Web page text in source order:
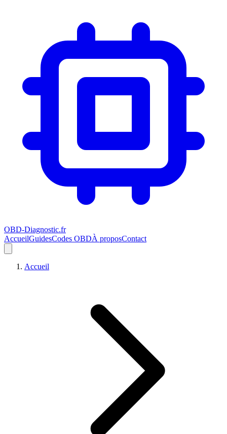
OBD-Diagnostic.fr
AccueilGuidesCodes OBDÀ proposContact
Accueil